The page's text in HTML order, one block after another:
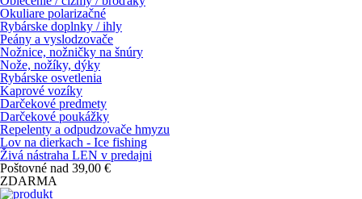
Okuliare polarizačné
Rybárske doplnky / ihly
Peány a vyslodzovače
Nožnice, nožničky na šnúry
Nože, nožíky, dýky
Rybárske osvetlenia
Kaprové vozíky
Darčekové predmety
Darčekové poukážky
Repelenty a odpudzovače hmyzu
Lov na dierkach - Ice fishing
Živá nástraha LEN v predajni
Poštovné nad 39,00 €
ZDARMA